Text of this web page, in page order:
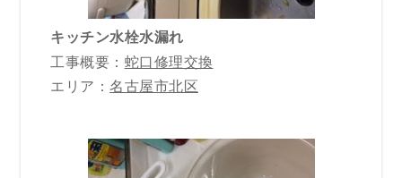
キッチン水栓水漏れ
工事概要： 蛇口修理交換
エリア：名古屋市北区